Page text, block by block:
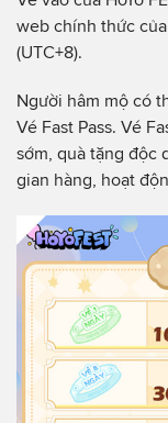
web chính thức của
(UTC+8).
Người hâm mộ có
Vé Fast Pass. Vé
sớm, quà tặng độc
gian hàng, hoạt